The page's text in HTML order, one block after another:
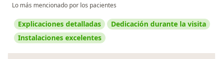
Lo más mencionado por los pacientes
Explicaciones detalladas
Dedicación durante la visita
Instalaciones excelentes